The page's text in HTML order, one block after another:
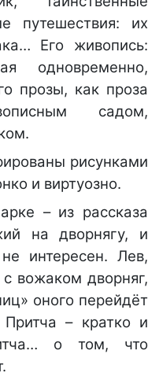
путешествия: их
Его живопись:
одновременно,
прозы, как проза
садом,
рисунками
и виртуозно.
– из рассказа
на дворнягу, и
интересен. Лев,
вожаком дворняг,
оного перейдёт
– кратко и
о том, что